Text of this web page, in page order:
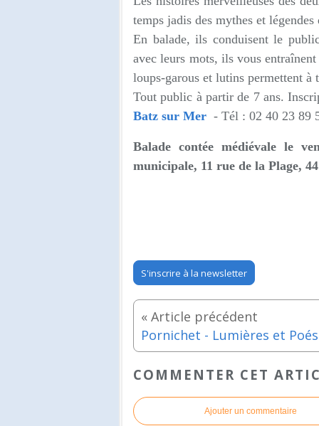
temps jadis des mythes et
En balade, ils conduisent le
avec leurs mots, ils vous
loups-garous et lutins permettent à
Tout public à partir de 7 ans.
Batz sur Mer - Tél : 02 40 23 89
Balade contée médiévale le v
municipale, 11 rue de la Plage,
S'inscrire à la newsletter
COMMENTER CET
Ajouter un commentaire